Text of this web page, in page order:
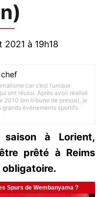
2021 à 19h18
car c’est l’unique
ont réussi. Après avoir réalisé
2010 (en tribune de presse), je
grands événements sportifs
à Lorient,
prêté à Reims